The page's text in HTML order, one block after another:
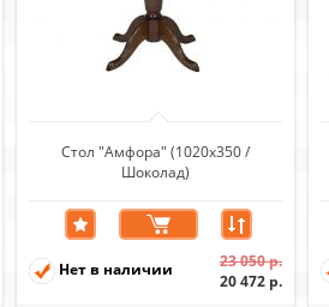
Стол "Амфора" (1020х350 /
Шоколад)
Нет в наличии
23 050 р.
20 472 р.